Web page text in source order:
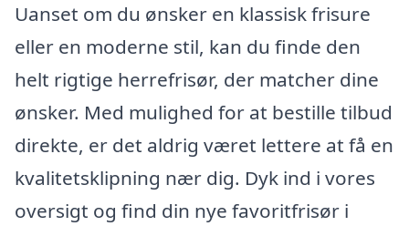
Uanset om du ønsker en klassisk frisure
eller en moderne stil, kan du finde den
helt rigtige herrefrisør, der matcher dine
ønsker. Med mulighed for at bestille tilbud
direkte, er det aldrig været lettere at få en
kvalitetsklipning nær dig. Dyk ind i vores
oversigt og find din nye favoritfrisør i